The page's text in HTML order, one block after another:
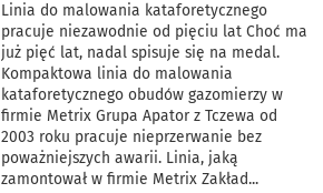
Linia do malowania kataforetycznego
pracuje niezawodnie od pięciu lat Choć ma
już pięć lat, nadal spisuje się na medal.
Kompaktowa linia do malowania
kataforetycznego obudów gazomierzy w
firmie Metrix Grupa Apator z Tczewa od
2003 roku pracuje nieprzerwanie bez
poważniejszych awarii. Linia, jaką
zamontował w firmie Metrix Zakład...